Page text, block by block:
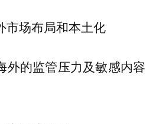
市场布局和本土化
外的监管压力及敏感内容